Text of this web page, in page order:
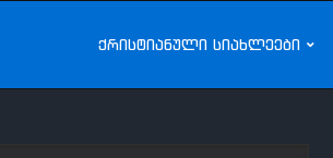
ქრისტიანული სიახლეები